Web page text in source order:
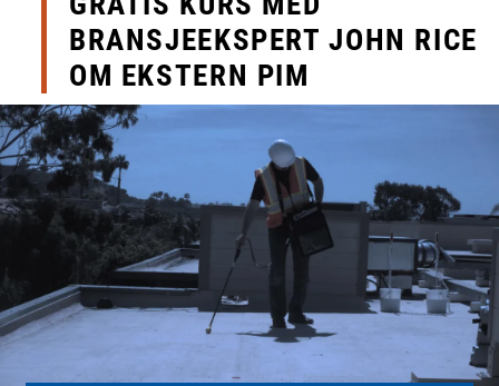
BRANSJEEKSPERT JOHN RICE
OM EKSTERN PIM
Produktsøk